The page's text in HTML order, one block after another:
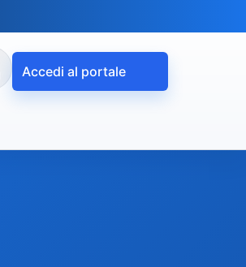
Accedi al portale